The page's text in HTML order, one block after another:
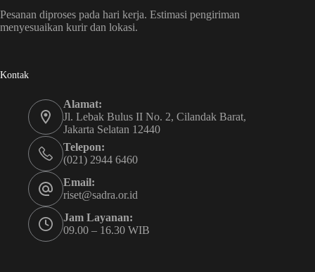
Pesanan diproses pada hari kerja. Estimasi pengiriman
menyesuaikan kurir dan lokasi.
Kontak
Alamat:
Jl. Lebak Bulus II No. 2, Cilandak Barat,
Jakarta Selatan 12440
Telepon:
(021) 2944 6460
Email:
riset@sadra.or.id
Jam Layanan:
09.00 – 16.30 WIB